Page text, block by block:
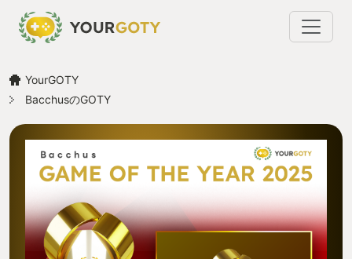
YourGOTY
BacchusのGOTY